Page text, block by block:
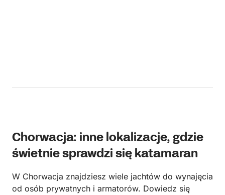
Chorwacja: inne lokalizacje, gdzie
świetnie sprawdzi się katamaran
W Chorwacja znajdziesz wiele jachtów do wynajęcia
od osób prywatnych i armatorów. Dowiedz się